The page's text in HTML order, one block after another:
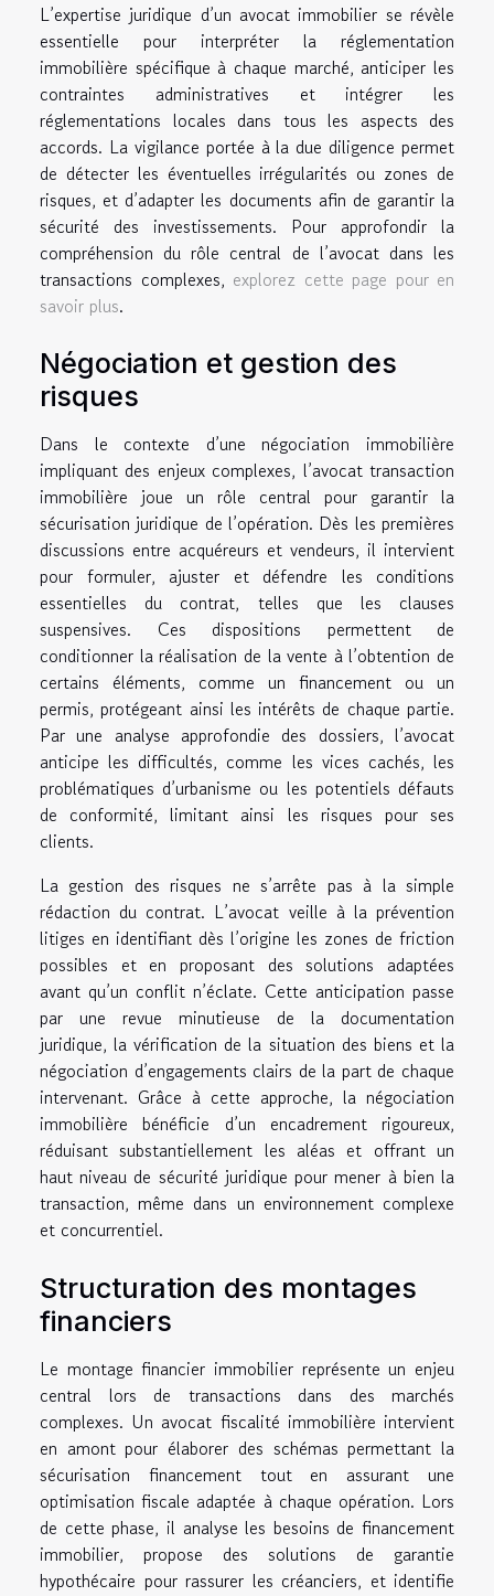
L’expertise juridique d’un avocat immobilier se révèle
essentielle pour interpréter la réglementation
immobilière spécifique à chaque marché, anticiper les
contraintes administratives et intégrer les
réglementations locales dans tous les aspects des
accords. La vigilance portée à la due diligence permet
de détecter les éventuelles irrégularités ou zones de
risques, et d’adapter les documents afin de garantir la
sécurité des investissements. Pour approfondir la
compréhension du rôle central de l’avocat dans les
transactions complexes, explorez cette page pour en
savoir plus.
Négociation et gestion des
risques
Dans le contexte d’une négociation immobilière
impliquant des enjeux complexes, l’avocat transaction
immobilière joue un rôle central pour garantir la
sécurisation juridique de l’opération. Dès les premières
discussions entre acquéreurs et vendeurs, il intervient
pour formuler, ajuster et défendre les conditions
essentielles du contrat, telles que les clauses
suspensives. Ces dispositions permettent de
conditionner la réalisation de la vente à l’obtention de
certains éléments, comme un financement ou un
permis, protégeant ainsi les intérêts de chaque partie.
Par une analyse approfondie des dossiers, l’avocat
anticipe les difficultés, comme les vices cachés, les
problématiques d’urbanisme ou les potentiels défauts
de conformité, limitant ainsi les risques pour ses
clients.
La gestion des risques ne s’arrête pas à la simple
rédaction du contrat. L’avocat veille à la prévention
litiges en identifiant dès l’origine les zones de friction
possibles et en proposant des solutions adaptées
avant qu’un conflit n’éclate. Cette anticipation passe
par une revue minutieuse de la documentation
juridique, la vérification de la situation des biens et la
négociation d’engagements clairs de la part de chaque
intervenant. Grâce à cette approche, la négociation
immobilière bénéficie d’un encadrement rigoureux,
réduisant substantiellement les aléas et offrant un
haut niveau de sécurité juridique pour mener à bien la
transaction, même dans un environnement complexe
et concurrentiel.
Structuration des montages
financiers
Le montage financier immobilier représente un enjeu
central lors de transactions dans des marchés
complexes. Un avocat fiscalité immobilière intervient
en amont pour élaborer des schémas permettant la
sécurisation financement tout en assurant une
optimisation fiscale adaptée à chaque opération. Lors
de cette phase, il analyse les besoins de financement
immobilier, propose des solutions de garantie
hypothécaire pour rassurer les créanciers, et identifie